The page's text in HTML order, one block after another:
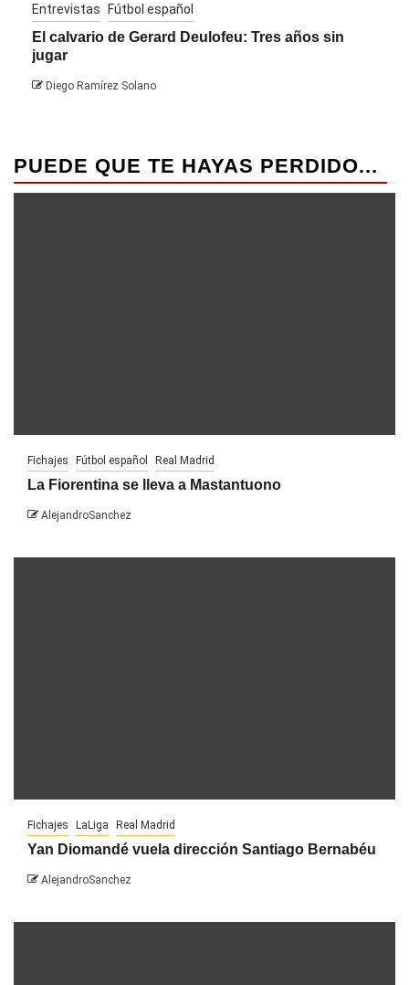
Entrevistas Fútbol español
El calvario de Gerard Deulofeu: Tres años sin
jugar
Diego Ramírez Solano
PUEDE QUE TE HAYAS PERDIDO...
Fichajes Fútbol español Real Madrid
La Fiorentina se lleva a Mastantuono
AlejandroSanchez
Fichajes LaLiga Real Madrid
Yan Diomandé vuela dirección Santiago Bernabéu
AlejandroSanchez